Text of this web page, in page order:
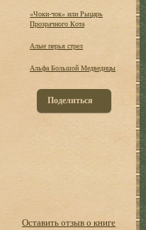
«Чоки-чок» или Рыцарь
Прозрачного Кота
Алые перья стрел
Альфа Большой Медведицы
Поделиться
Оставить отзыв о книге